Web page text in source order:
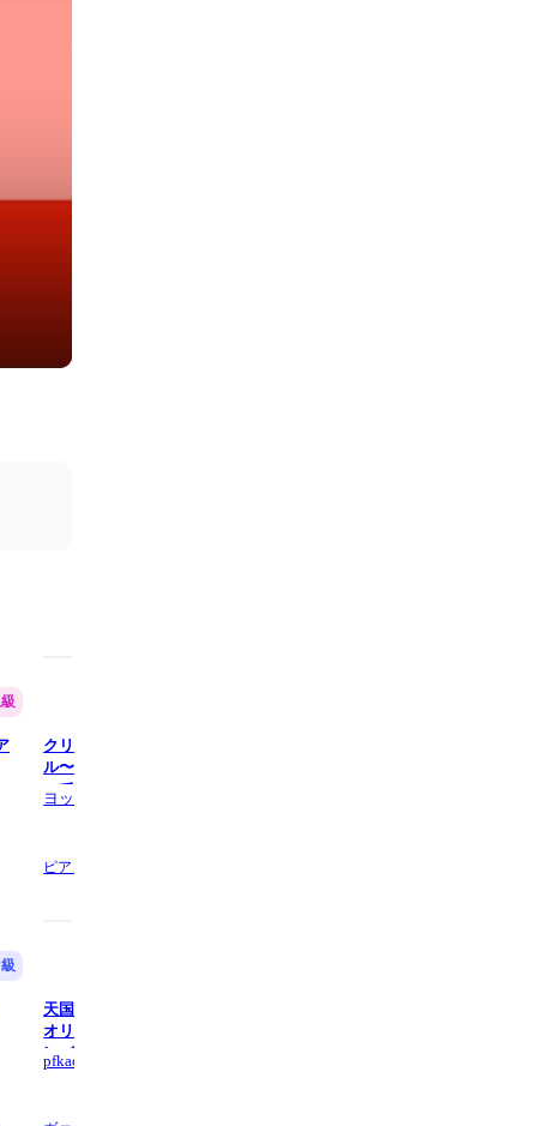
クリスマスメドレー「ジングルベ
ル〜きよしこの夜〜サンタが街にや
ってくる」 (クラリネット × ピアノ)
ヨッティー
ピアノの他1,
天国と地獄より「序曲」 (Gdur,バイ
オリン二重奏・無伴奏) - オッフェ
ンバック
pfkaori